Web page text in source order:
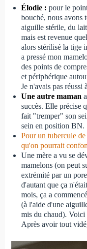
Élodie : pour le
bouché, nous avons
aiguille stérile, du
mais est revenue
alors stérilisé la tige
a pressé mon
des points de
et périphérique
Je n'avais pas réussi
Une autre maman
succès. Elle précise
fait "tremper" son
sein en position BN.
Pour un tubercule
qu'on pourrait
Une mère a vu se
mamelons (on peut
extrémité par un
d'autant que ça
mois, ça a
(à l'aide d'une
mis du chaud). Voici
Après avoir tout